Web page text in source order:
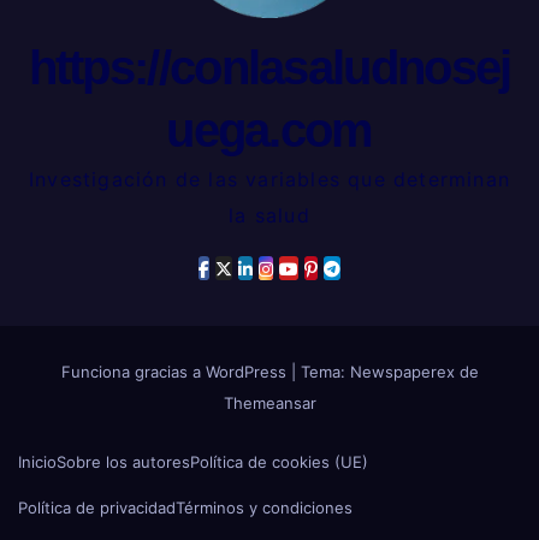
https://conlasaludnosej
uega.com
Investigación de las variables que determinan
la salud
Funciona gracias a WordPress
Tema: Newspaperex de
Themeansar
InicioSobre los autoresPolítica de cookies (UE)
Política de privacidadTérminos y condiciones